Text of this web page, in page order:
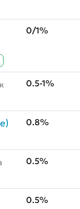
0/1%
0.5-1%
0.8%
0.5%
0.5%